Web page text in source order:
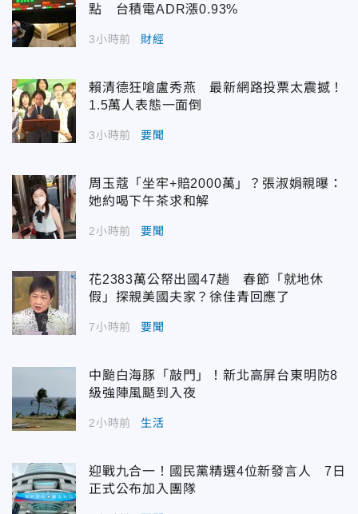
點 台積電ADR漲0.93%
3小時前 財經
賴清德狂嗆盧秀燕 最新網路投票太震撼！
1.5萬人表態一面倒
3小時前 要聞
周玉蔻「坐牢+賠2000萬」？張淑娟親曝：
她約喝下午茶求和解
2小時前 要聞
花2383萬公帑出國47趟 春節「就地休
假」探親美國夫家？徐佳青回應了
7小時前 要聞
中颱白海豚「敲門」！新北高屏台東明防8
級強陣風颳到入夜
2小時前 生活
迎戰九合一！國民黨精選4位新發言人 7日
正式公布加入團隊